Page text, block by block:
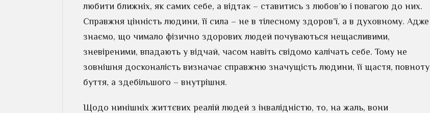
любити ближніх, як самих себе, а відтак – ставитись з любов’ю і повагою до них.
Справжня цінність людини, її сила – не в тілесному здоров’ї, а в духовному. Адже
знаємо, що чимало фізично здорових людей почуваються нещасливими,
зневіреними, впадають у відчай, часом навіть свідомо калічать себе. Тому не
зовнішня досконалість визначає справжню значущість людини, її щастя, повноту
буття, а здебільшого – внутрішня.
Щодо нинішніх життєвих реалій людей з інвалідністю, то, на жаль, вони